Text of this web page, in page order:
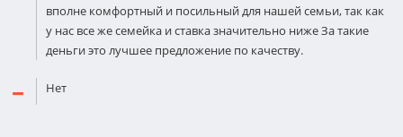
вполне комфортный и посильный для нашей семьи, так как
у нас все же семейка и ставка значительно ниже За такие
деньги это лучшее предложение по качеству.
Нет